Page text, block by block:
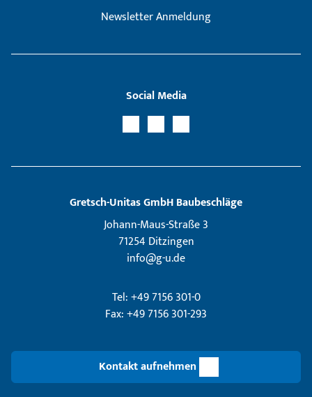
Newsletter Anmeldung
Social Media
Gretsch­-Unitas GmbH Baubeschläge
Johann-Maus-Straße 3
71254 Ditzingen
info@g-u.de
Tel: +49 7156 301-0
Fax: +49 7156 301-293
Kontakt aufnehmen